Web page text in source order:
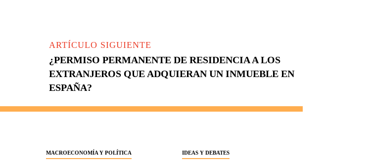
ARTÍCULO SIGUIENTE
¿PERMISO PERMANENTE DE RESIDENCIA A LOS
EXTRANJEROS QUE ADQUIERAN UN INMUEBLE EN
ESPAÑA?
MACROECONOMÍA Y POLÍTICA IDEAS Y DEBATES